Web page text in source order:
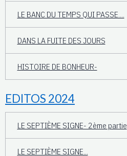
LE BANC DU TEMPS QUI PASSE....
DANS LA FUITE DES JOURS
HISTOIRE DE BONHEUR-
EDITOS 2024
LE SEPTIÈME SIGNE- 2ème partie
LE SEPTIÈME SIGNE...